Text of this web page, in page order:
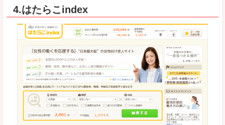
良いところ
「自分のペースで働きたい」「キャリアアップ」
はじめての転職についてのお役立ち情報が満載で
悪いところ
求人の掲載が少し見づらい印象があります。求人
給与が見た目ですぐにわからないことが多いです
4.はたらこindex